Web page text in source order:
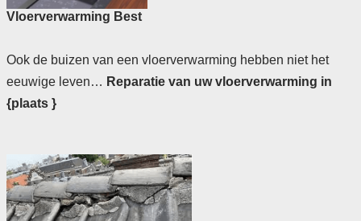
Vloerverwarming Best
Ook de buizen van een vloerverwarming hebben niet het
eeuwige leven… Reparatie van uw vloerverwarming in
{plaats }